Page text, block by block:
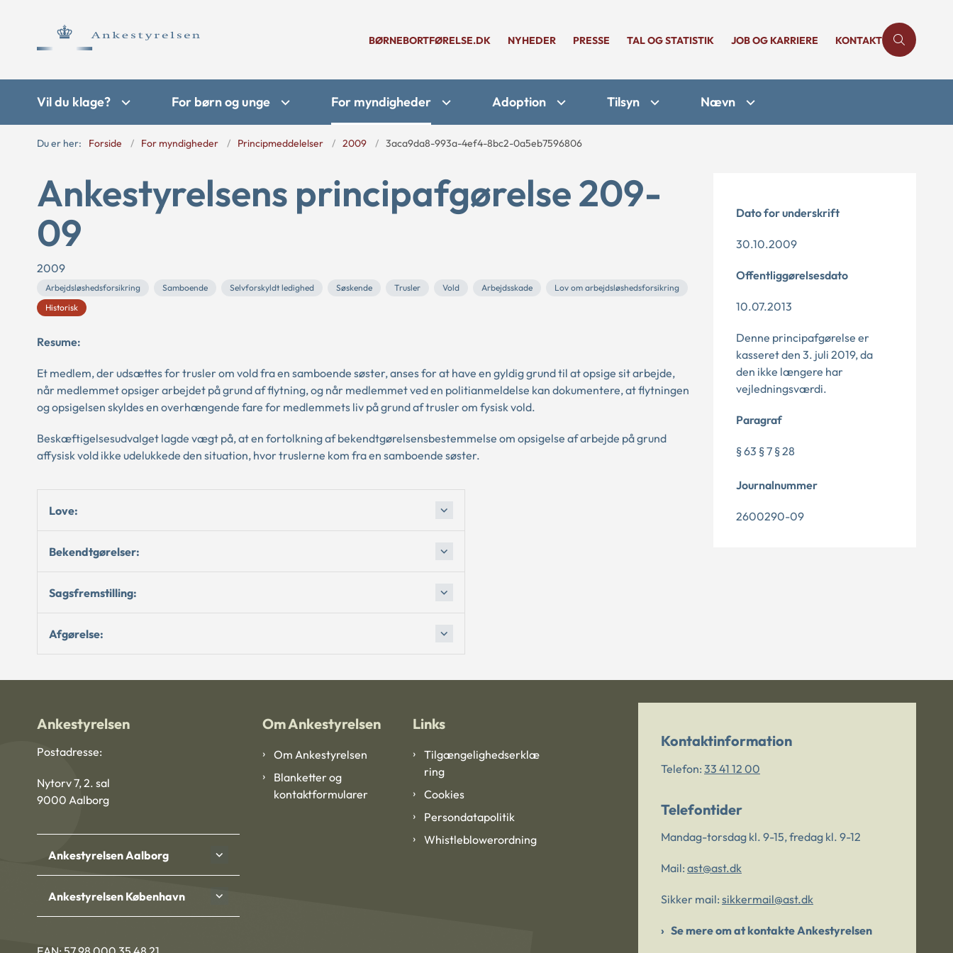
BØRNEBORTFØRELSE.DK NYHEDER PRESSE TAL OG STATISTIK JOB OG KARRIERE KONTAKT
Vil du klage? For børn og unge For myndigheder Adoption Tilsyn Nævn
Du er her: Forside For myndigheder Principmeddelelser 2009 3aca9da8-993a-4ef4-8bc2-0a5eb7596806
Ankestyrelsens principafgørelse 209-
09
2009
Arbejdsløshedsforsikring Samboende Selvforskyldt ledighed Søskende Trusler Vold Arbejdsskade
Lov om arbejdsløshedsforsikring
Historisk
Resume:
Et medlem, der udsættes for trusler om vold fra en samboende søster, anses for at have en gyldig grund til at opsige sit arbejde,
når medlemmet opsiger arbejdet på grund af flytning, og når medlemmet ved en politianmeldelse kan dokumentere, at flytningen
og opsigelsen skyldes en overhængende fare for medlemmets liv på grund af trusler om fysisk vold.
Beskæftigelsesudvalget lagde vægt på, at en fortolkning af bekendtgørelsensbestemmelse om opsigelse af arbejde på grund
affysisk vold ikke udelukkede den situation, hvor truslerne kom fra en samboende søster.
Love:
Bekendtgørelser:
Sagsfremstilling:
Afgørelse:
Dato for underskrift
30.10.2009
Offentliggørelsesdato
10.07.2013
Denne principafgørelse er
kasseret den 3. juli 2019, da
den ikke længere har
vejledningsværdi.
Paragraf
§ 63 § 7 § 28
Journalnummer
2600290-09
Ankestyrelsen
Postadresse:
Nytorv 7, 2. sal
9000 Aalborg
Ankestyrelsen Aalborg
Ankestyrelsen København
Om Ankestyrelsen
Om Ankestyrelsen
Blanketter og
kontaktformularer
Links
Tilgængelighedserklæ
ring
Cookies
Persondatapolitik
Whistleblowerordning
Kontaktinformation
Telefon: 33 41 12 00
Telefontider
Mandag-torsdag kl. 9-15, fredag kl. 9-12
Mail: ast@ast.dk
Sikker mail: sikkermail@ast.dk
Se mere om at kontakte Ankestyrelsen